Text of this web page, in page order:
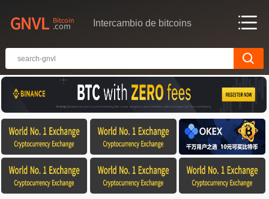
Intercambio de bitcoins